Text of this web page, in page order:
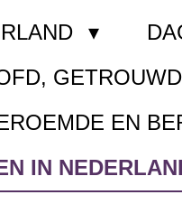
GETROUWD
EN
IN